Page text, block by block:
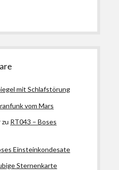
mit Schlafstörung
vom Mars
zu RT043 – Boses
Einsteinkondesate
Sternenkarte